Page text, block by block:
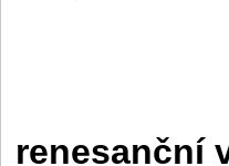
renesanční